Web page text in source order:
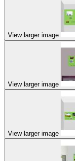
View larger image
View larger image
View larger image